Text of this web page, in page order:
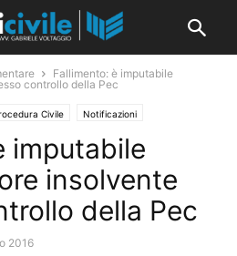
Fallimento: è imputabile
controllo della Pec
Civile Notificazioni
imputabile
insolvente
della Pec
2016